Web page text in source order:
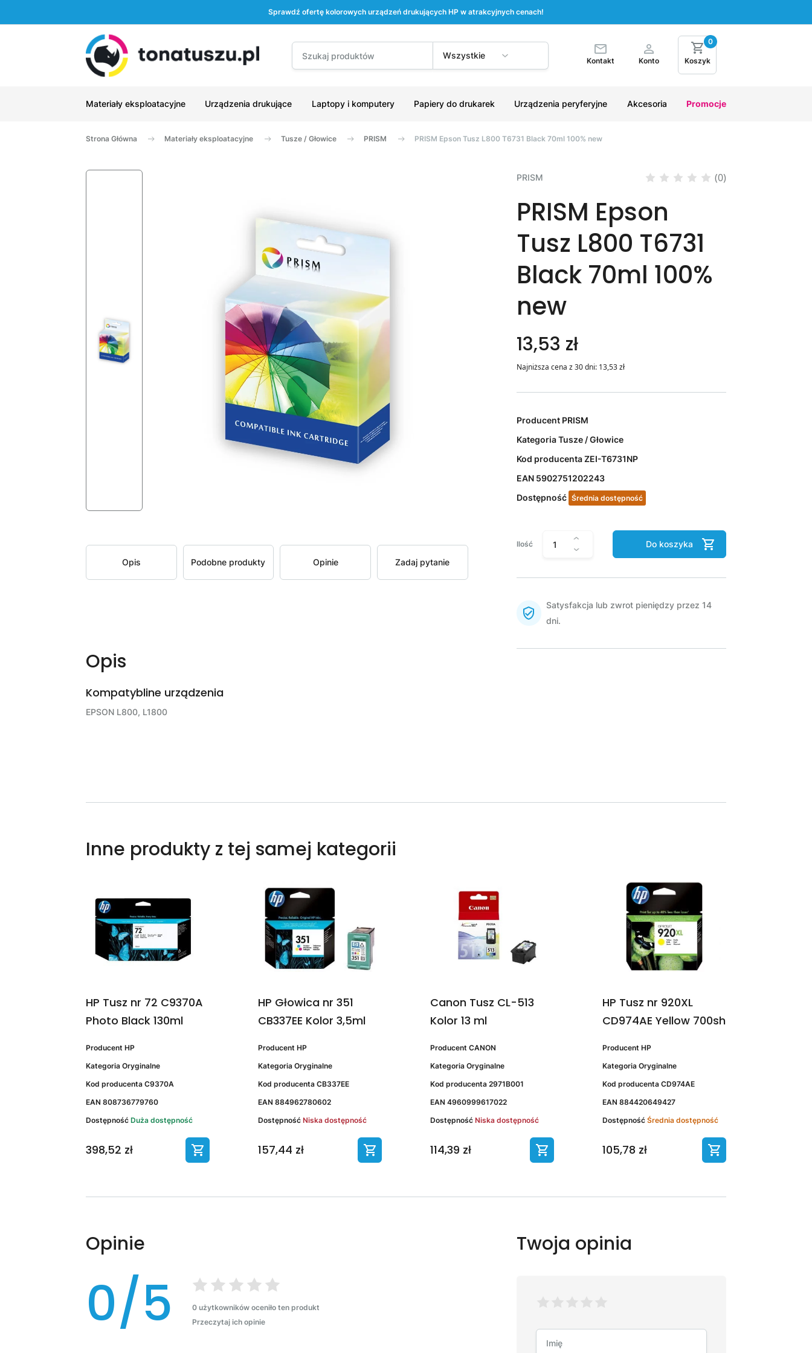
Sprawdź ofertę kolorowych urządzeń drukujących HP w atrakcyjnych cenach!
Wszystkie
Kontakt Konto Koszyk
0
Materiały eksploatacyjne Urządzenia drukujące Laptopy i komputery Papiery do drukarek Urządzenia peryferyjne Akcesoria Promocje
Strona Główna Materiały eksploatacyjne Tusze / Głowice PRISM PRISM Epson Tusz L800 T6731 Black 70ml 100% new
Opis Podobne produkty Opinie Zadaj pytanie
PRISM (0)
PRISM Epson
Tusz L800 T6731
Black 70ml 100%
new
13,53 zł
Najniższa cena z 30 dni: 13,53zł
Producent PRISM
KategoriaTusze / Głowice
Kod producentaZEI-T6731NP
EAN 5902751202243
Dostępność Średnia dostępność
Ilość Do koszyka
Satysfakcja lub zwrot pieniędzy przez 14
dni.
Opis
Kompatybline urządzenia
EPSON L800, L1800
Inne produkty z tej samej kategorii
HP Tusz nr 72 C9370A
Photo Black 130ml
Producent HP
Kategoria Oryginalne
Kod producenta C9370A
EAN 808736779760
Dostępność Duża dostępność
398,52 zł
HP Głowica nr 351
CB337EE Kolor 3,5ml
Producent HP
Kategoria Oryginalne
Kod producenta CB337EE
EAN 884962780602
Dostępność Niska dostępność
157,44 zł
Canon Tusz CL-513
Kolor 13 ml
Producent CANON
Kategoria Oryginalne
Kod producenta 2971B001
EAN 4960999617022
Dostępność Niska dostępność
114,39 zł
HP Tusz nr 920XL
CD974AE Yellow 700sh
Producent HP
Kategoria Oryginalne
Kod producenta CD974AE
EAN 884420649427
Dostępność Średnia dostępność
105,78 zł
Opinie
0/5
0 użytkowników oceniło ten produkt
Przeczytaj ich opinie
Twoja opinia